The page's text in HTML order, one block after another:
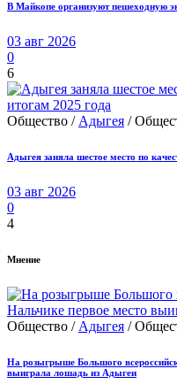
В Майкопе организуют пешеходную
03 авг 2026
0
6
Общество / Адыгея /
Адыгея заняла шестое место по
03 авг 2026
0
4
Мнение
Общество / Адыгея /
На розыгрыше Большого
выиграла лошадь из Адыгеи